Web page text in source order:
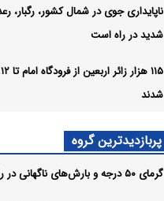
ناپایداری جوی در شمال کشور، رگبار،
شدید در راه است
شدند
پربازدیدترین گروه
گرمای ۵۰ درجه و بارش‌های ناگهانی در راه است